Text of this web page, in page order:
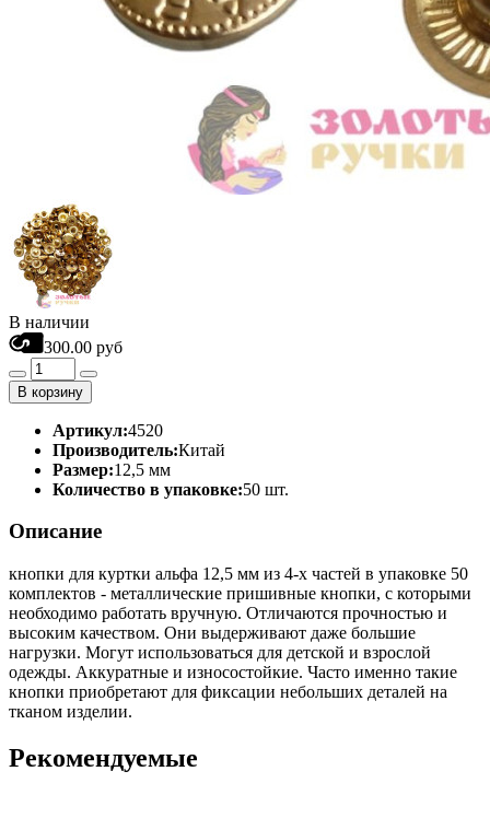
В наличии
300.00 руб
В корзину
Артикул:4520
Производитель:Китай
Размер:12,5 мм
Количество в упаковке:50 шт.
Описание
кнопки для куртки альфа 12,5 мм из 4-х частей в упаковке 50
комплектов - металлические пришивные кнопки, с которыми
необходимо работать вручную. Отличаются прочностью и
высоким качеством. Они выдерживают даже большие
нагрузки. Могут использоваться для детской и взрослой
одежды. Аккуратные и износостойкие. Часто именно такие
кнопки приобретают для фиксации небольших деталей на
тканом изделии.
Рекомендуемые